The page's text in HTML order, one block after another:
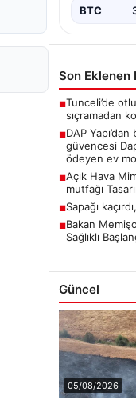
BTC
Son Eklenen
■Tunceli’de
sıçramadan
■DAP
güvencesi
ödeyen ev
■Açık Hava
mutfağı
■Sapağı
■Bakan
Sağlıklı
Güncel
05/08/2026